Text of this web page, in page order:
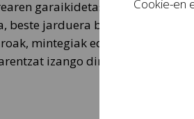
garaikidetasuna
beste jarduera batzuk ere egiten
mintegiak edo tailer
izango dira eta bisitarien
Cookie-en